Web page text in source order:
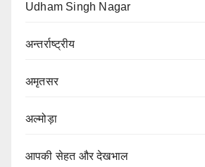
Udham Singh Nagar
अन्तर्राष्ट्रीय
अमृतसर
अल्मोड़ा
आपकी सेहत और देखभाल